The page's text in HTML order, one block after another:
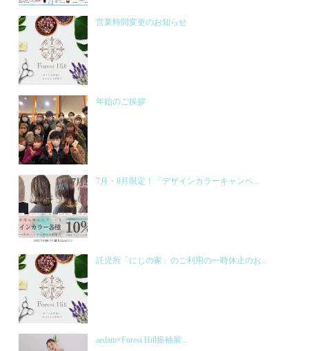
営業時間変更のお知らせ
年始のご挨拶
7月・8月限定！「デザインカラーキャンペ...
託児所「にじの家」のご利用の一時休止のお...
aedam×Forest Hill振袖展...